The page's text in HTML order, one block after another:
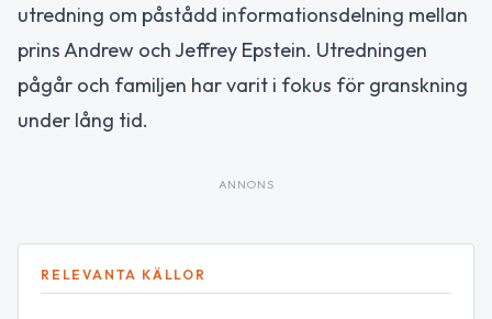
utredning om påstådd informationsdelning mellan
prins Andrew och Jeffrey Epstein. Utredningen
pågår och familjen har varit i fokus för granskning
under lång tid.
ANNONS
RELEVANTA KÄLLOR